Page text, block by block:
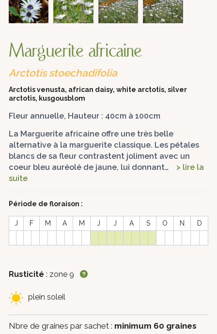
Marguerite africaine
Arctotis stoechadifolia
Arctotis venusta, african daisy, white arctotis, silver
arctotis, kusgousblom
Fleur annuelle, Hauteur : 40cm à 100cm
La Marguerite africaine offre une très belle
alternative à la marguerite classique. Les pétales
blancs de sa fleur contrastent joliment avec un
coeur bleu auréolé de jaune, lui donnant… > lire la
suite
Période de floraison :
J F M A M J J A S O N D
Rusticité : zone 9
plein soleil
Nbre de graines par sachet : minimum 60 graines